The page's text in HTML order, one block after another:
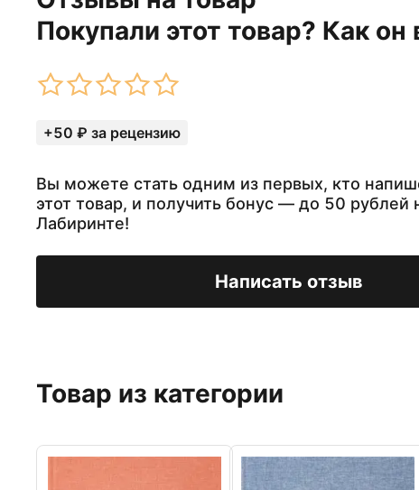
Покупали этот товар? Как он
+50 ₽ за рецензию
Вы можете стать одним из первых, кто
этот товар, и получить бонус — до 50 рублей
Лабиринте!
Написать отзыв
Товар из категории